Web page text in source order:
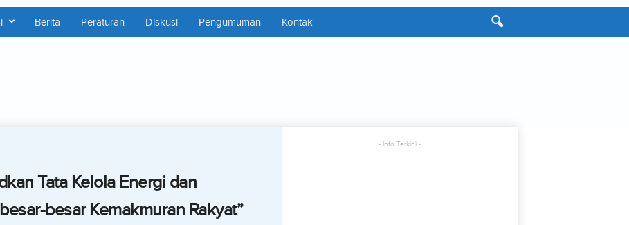
Berita Peraturan Diskusi Pengumuman Kontak
Tata Kelola Energi dan
besar Kemakmuran Rakyat”
- Info Terkini -